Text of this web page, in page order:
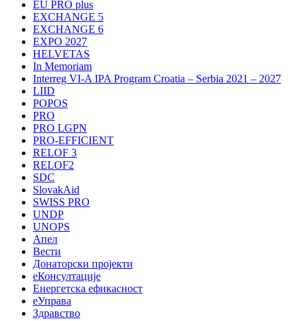
EU PRO plus
EXCHANGE 5
EXCHANGE 6
EXPO 2027
HELVETAS
In Memoriam
Interreg VI-A IPA Program Croatia – Serbia 2021 – 2027
LIID
POPOS
PRO
PRO LGPN
PRO-EFFICIENT
RELOF 3
RELOF2
SDC
SlovakAid
SWISS PRO
UNDP
UNOPS
Апел
Вести
Донаторски пројекти
еКонсултације
Енергетска ефикасност
еУправа
Здравство